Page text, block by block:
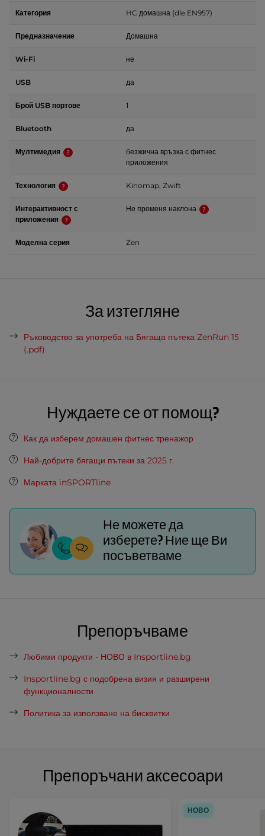
Препоръчани аксесоари
НОВО
Категория HC домашна (dle EN957)
Предназначение Домашна
Wi-Fi не
USB да
Брой USB портове 1
Bluetooth да
Мултимедия
безжична връзка с фитнес
приложения
Технология Kinomap, Zwift
Интерактивност с
приложения
Не променя наклона
Моделна серия Zen
За изтегляне
Ръководство за употреба на Бягаща пътека ZenRun 15
(.pdf)
Нуждаете се от помощ?
Как да изберем домашен фитнес тренажор
Най-добрите бягащи пътеки за 2025 г.
Марката inSPORTline
Не можете да
изберете? Ние ще Ви
посъветваме
Препоръчваме
Любими продукти - НОВО в Insportline.bg
Insportline.bg с подобрена визия и разширени
функционалности
Политика за използване на бисквитки